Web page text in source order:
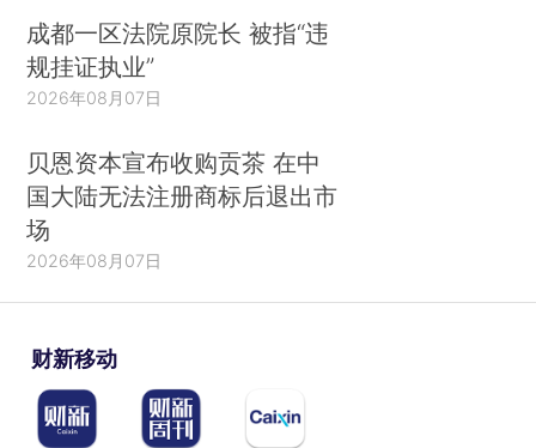
成都一区法院原院长 被指“违
规挂证执业”
2026年08月07日
贝恩资本宣布收购贡茶 在中
国大陆无法注册商标后退出市
场
2026年08月07日
财新移动